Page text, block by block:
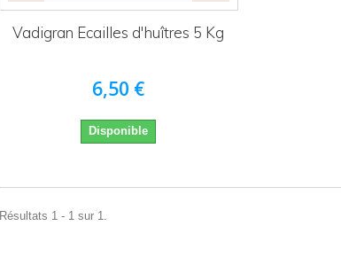
Vadigran Ecailles d'huîtres 5 Kg
6,50 €
Disponible
Résultats 1 - 1 sur 1.